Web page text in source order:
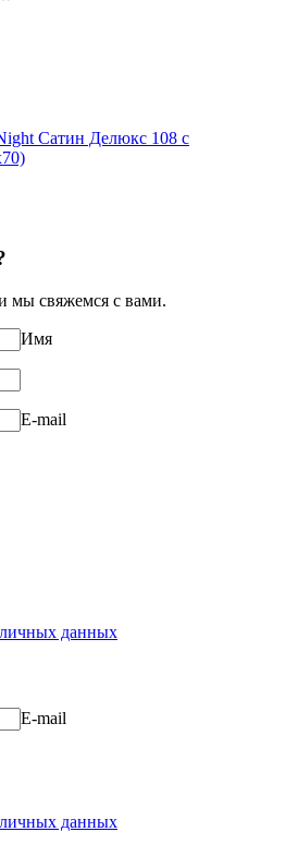
Сатин Делюкс 108 с
мы свяжемся с вами.
Имя
E-mail
данных
E-mail
данных